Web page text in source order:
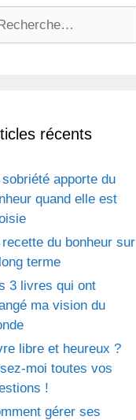
récents
sobriété apporte du
quand elle est
recette du bonheur sur
terme
3 livres qui ont
ma vision du
libre et heureux ?
moi toutes vos
!
gérer ses